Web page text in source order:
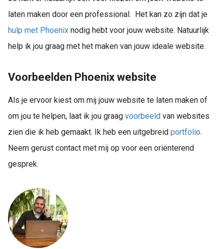
laten maken door een professional. Het kan zo zijn dat je
hulp met Phoenix nodig hebt voor jouw website. Natuurlijk
help ik jou graag met het maken van jouw ideale website.
Voorbeelden Phoenix website
Als je ervoor kiest om mij jouw website te laten maken of
om jou te helpen, laat ik jou graag voorbeeld van websites
zien die ik heb gemaakt. Ik heb een uitgebreid portfolio.
Neem gerust contact met mij op voor een oriënterend
gesprek.